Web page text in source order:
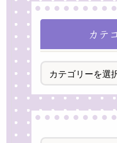
カテ